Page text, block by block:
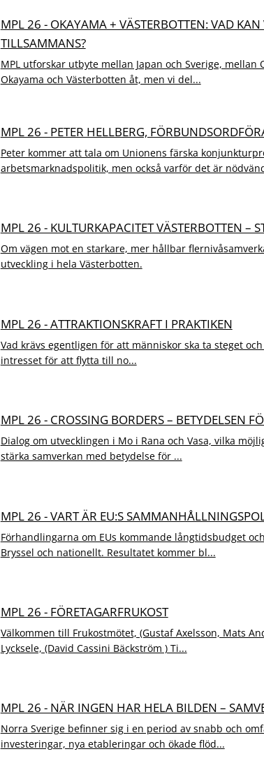
MPL 26 - OKAYAMA + VÄSTERBOTTEN: VAD
TILLSAMMANS?
MPL utforskar utbyte mellan Japan och Sverige, mellan
Okayama och Västerbotten åt, men vi del...
MPL 26 - PETER HELLBERG,
Peter kommer att tala om Unionens färska
arbetsmarknadspolitik, men också varför det är
MPL 26 - KULTURKAPACITET VÄSTERBOTTEN –
Om vägen mot en starkare, mer hållbar
utveckling i hela Västerbotten.
MPL 26 - ATTRAKTIONSKRAFT I PRAKTIKEN
Vad krävs egentligen för att människor ska ta steget
intresset för att flytta till no...
MPL 26 - CROSSING BORDERS – BETYDELSEN
Dialog om utvecklingen i Mo i Rana och Vasa, vilka
stärka samverkan med betydelse för ...
MPL 26 - VART ÄR EU:S
Förhandlingarna om EUs kommande långtidsbudget
Bryssel och nationellt. Resultatet kommer bl...
MPL 26 - FÖRETAGARFRUKOST
Välkommen till Frukostmötet, (Gustaf Axelsson, Mats
Lycksele, (David Cassini Bäckström ) Ti...
MPL 26 - NÄR INGEN HAR HELA BILDEN –
Norra Sverige befinner sig i en period av snabb och
investeringar, nya etableringar och ökade flöd...